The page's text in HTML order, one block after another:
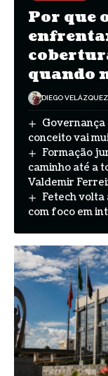
Por que
quando
DIEGO VELÁZQUEZ
conceito vai
Formação
caminho até a
Valdemir
Fetech volta
com foco em